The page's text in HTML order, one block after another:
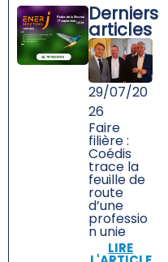
Derniers
articles
29/07/20
26
Faire
filière :
Coédis
trace la
feuille de
route
d’une
professio
n unie
LIRE